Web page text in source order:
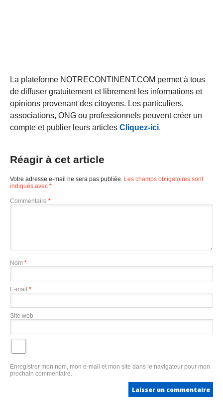
La plateforme NOTRECONTINENT.COM permet à tous
de diffuser gratuitement et librement les informations et
opinions provenant des citoyens. Les particuliers,
associations, ONG ou professionnels peuvent créer un
compte et publier leurs articles Cliquez-ici.
Réagir à cet article
Votre adresse e-mail ne sera pas publiée. Les champs obligatoires sont
indiqués avec *
Commentaire *
Nom *
E-mail *
Site web
Enregistrer mon nom, mon e-mail et mon site dans le navigateur pour mon
prochain commentaire.